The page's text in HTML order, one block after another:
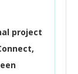
project